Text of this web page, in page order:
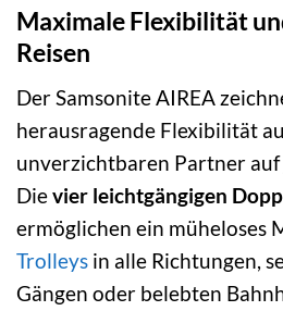
Maximale Flexibilität
Reisen
Der Samsonite AIREA
herausragende Flexibilität
unverzichtbaren Partner auf
Dievier leichtgängigen
ermöglichen ein müheloses
Trolleys in alle Richtungen,
Gängen oder belebten